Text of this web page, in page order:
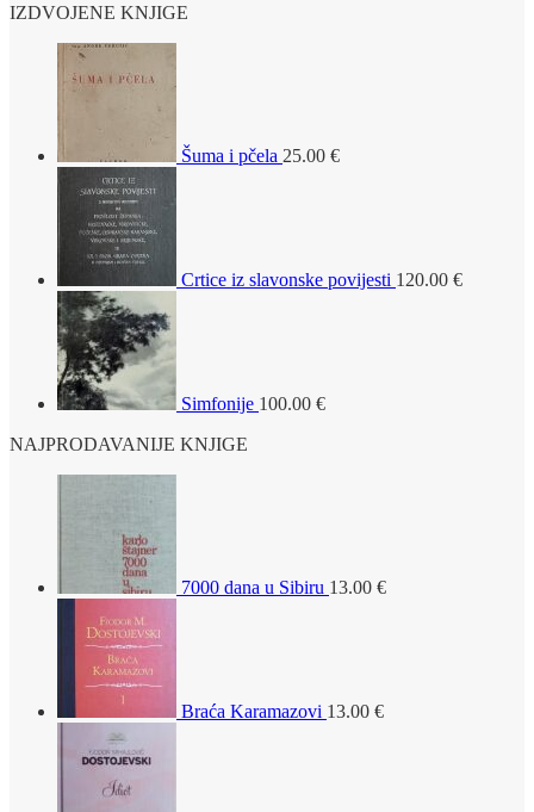
IZDVOJENE KNJIGE
Šuma i pčela 25.00 €
Crtice iz slavonske povijesti 120.00 €
Simfonije 100.00 €
NAJPRODAVANIJE KNJIGE
7000 dana u Sibiru 13.00 €
Braća Karamazovi 13.00 €